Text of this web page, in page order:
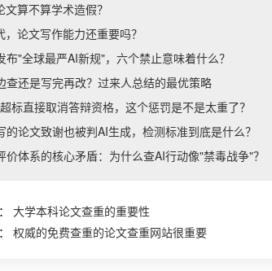
文算不算学术造假？
，论文写作能力还重要吗？
布"全球最严AI新规"，六个禁止意味着什么？
查还是写完再改？过来人总结的最优策略
标直接取消答辩资格，这个惩罚是不是太重了？
的论文致谢也被判AI生成，检测标准到底是什么？
价体系的核心矛盾：为什么查AI行动像"禁毒战争"？
大学本科论文查重的重要性
权威的免费查重的论文查重网站很重要